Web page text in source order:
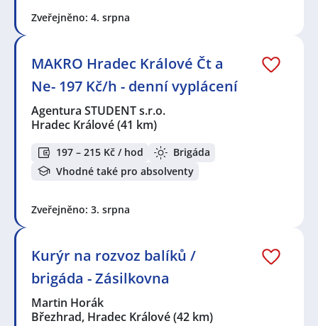
Zveřejněno: 4. srpna
MAKRO Hradec Králové Čt a
Ne- 197 Kč/h - denní vyplácení
Agentura STUDENT s.r.o.
Hradec Králové(41 km)
197 – 215 Kč / hod
Brigáda
Vhodné také pro absolventy
Zveřejněno: 3. srpna
Kurýr na rozvoz balíků /
brigáda - Zásilkovna
Martin Horák
Březhrad, Hradec Králové(42 km)